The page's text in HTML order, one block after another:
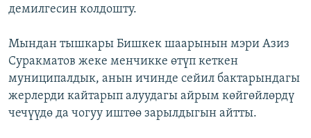
демилгесин колдошту.
Мындан тышкары Бишкек шаарынын мэри Азиз
Суракматов жеке менчикке өтүп кеткен
муниципалдык, анын ичинде сейил бактарындагы
жерлерди кайтарып алуудагы айрым көйгөйлөрдү
чечүүдө да чогуу иштөө зарылдыгын айтты.